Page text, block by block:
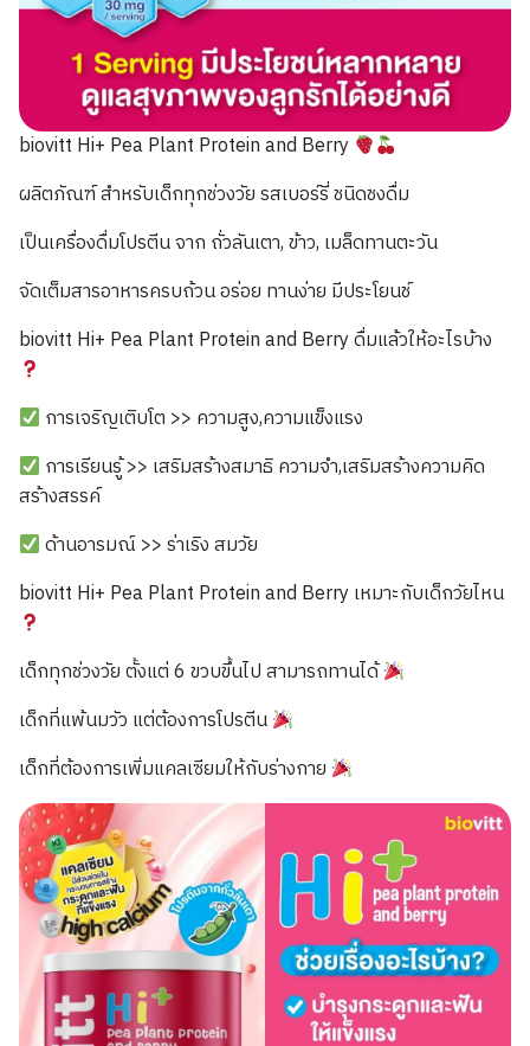
biovitt Hi+ Pea Plant Protein and Berry
ผลิตภัณฑ์ สำหรับเด็กทุกช่วงวัย รสเบอร์รี่ ชนิดชงดื่ม
เป็นเครื่องดื่มโปรตีน จาก ถั่วลันเตา, ข้าว, เมล็ดทานตะวัน
จัดเต็มสารอาหารครบถ้วน อร่อย ทานง่าย มีประโยนช์
biovitt Hi+ Pea Plant Protein and Berry ดื่มแล้วให้อะไรบ้าง
การเจริญเติบโต >> ความสูง,ความแข็งแรง
การเรียนรู้ >> เสริมสร้างสมาธิ ความจำ,เสริมสร้างความคิด
สร้างสรรค์
ด้านอารมณ์ >> ร่าเริง สมวัย
biovitt Hi+ Pea Plant Protein and Berry เหมาะกับเด็กวัยไหน
เด็กทุกช่วงวัย ตั้งแต่ 6 ขวบขึ้นไป สามารถทานได้
เด็กที่แพ้นมวัว แต่ต้องการโปรตีน
เด็กที่ต้องการเพิ่มแคลเซียมให้กับร่างกาย